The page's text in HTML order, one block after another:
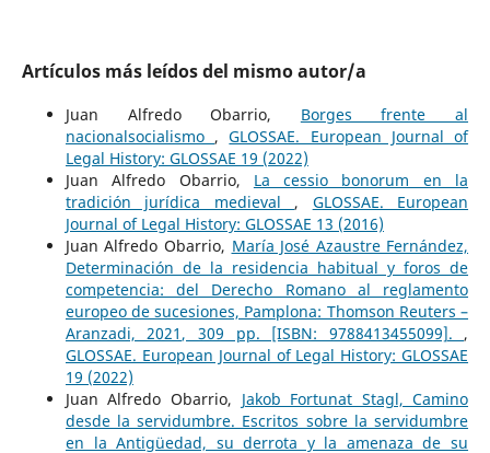
Artículos más leídos del mismo autor/a
Juan Alfredo Obarrio, Borges frente al
nacionalsocialismo ,GLOSSAE. European Journal of
Legal History: GLOSSAE 19 (2022)
Juan Alfredo Obarrio, La cessio bonorum en la
tradición jurídica medieval , GLOSSAE. European
Journal of Legal History: GLOSSAE 13 (2016)
Juan Alfredo Obarrio, María José Azaustre Fernández,
Determinación de la residencia habitual y foros de
competencia: del Derecho Romano al reglamento
europeo de sucesiones, Pamplona: Thomson Reuters –
Aranzadi, 2021, 309 pp. [ISBN: 9788413455099]. ,
GLOSSAE. European Journal of Legal History: GLOSSAE
19 (2022)
Juan Alfredo Obarrio, Jakob Fortunat Stagl, Camino
desde la servidumbre. Escritos sobre la servidumbre
en la Antigüedad, su derrota y la amenaza de su